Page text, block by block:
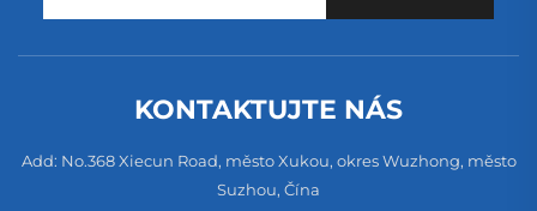
KONTAKTUJTE NÁS
Add: No.368 Xiecun Road, město Xukou, okres Wuzhong, město
Suzhou, Čína